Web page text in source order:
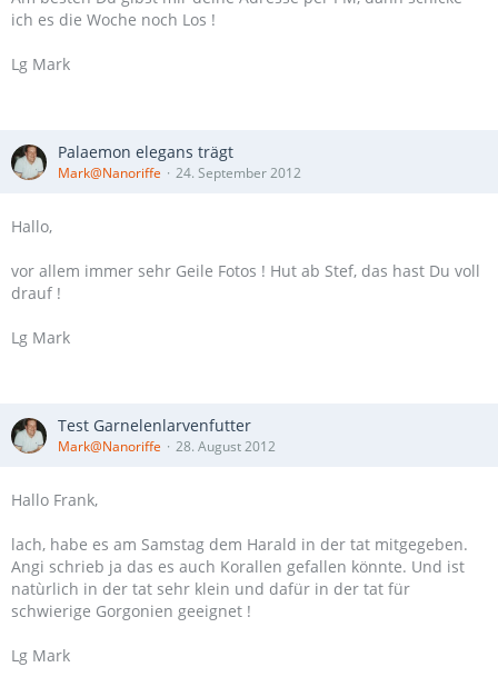
ich es die Woche noch Los !
Lg Mark
Palaemon elegans trägt
Mark@Nanoriffe 24. September 2012
Hallo,
vor allem immer sehr Geile Fotos ! Hut ab Stef, das hast Du voll
drauf !
Lg Mark
Test Garnelenlarvenfutter
Mark@Nanoriffe 28. August 2012
Hallo Frank,
lach, habe es am Samstag dem Harald in der tat mitgegeben.
Angi schrieb ja das es auch Korallen gefallen könnte. Und ist
natùrlich in der tat sehr klein und dafür in der tat für
schwierige Gorgonien geeignet !
Lg Mark